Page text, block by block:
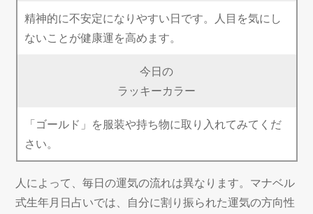
精神的に不安定になりやすい日です。人目を気にし
ないことが健康運を高めます。
今日の
ラッキーカラー
「ゴールド」を服装や持ち物に取り入れてみてくだ
さい。
人によって、毎日の運気の流れは異なります。マナベル
式生年月日占いでは、自分に割り振られた運気の方向性